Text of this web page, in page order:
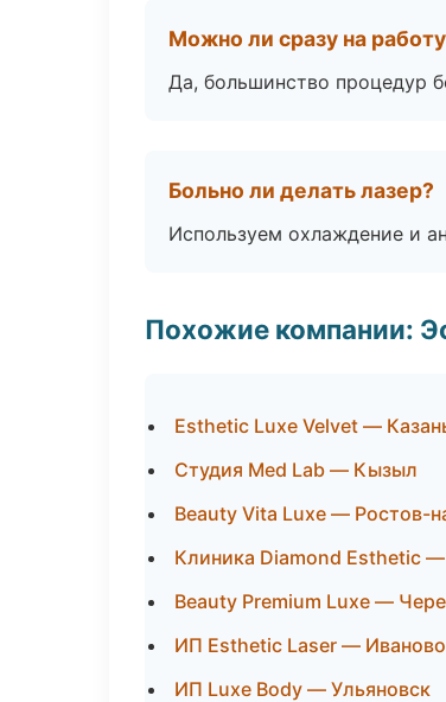
Можно ли сразу на
Да, большинство процедур
Больно ли делать лазер?
Используем охлаждение и
Похожие компании:
Esthetic Luxe Velvet —
Студия Med Lab — Кызыл
Beauty Vita Luxe — Ростов-
Клиника Diamond Esthetic
Beauty Premium Luxe —
ИП Esthetic Laser — Иваново
ИП Luxe Body — Ульяновск